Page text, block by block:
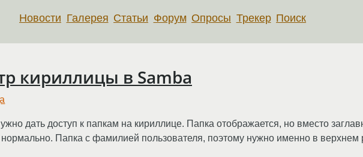
Новости Галерея Статьи Форум Опросы Трекер Поиск
кириллицы в Samba
дать доступ к папкам на кириллице. Папка отображается, но вместо
Папка с фамилией пользователя, поэтому нужно именно в верхнем